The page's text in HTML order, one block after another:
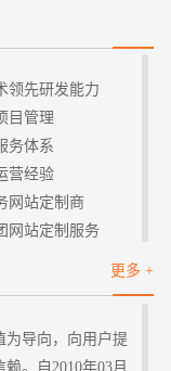
来讲，内容的选
注意的一点是网站
非常重要的细节
想要看到的页面
的一个页面。很多
领先研发能力
目管理
务体系
营经验
网站定制商
网站定制服务
更多 +
为导向，向用户提
。自2010年03月